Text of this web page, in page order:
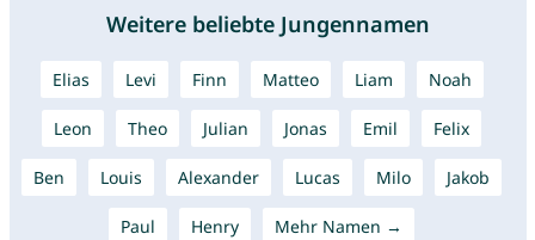
Weitere beliebte Jungennamen
Elias Levi Finn Matteo Liam Noah
Leon Theo Julian Jonas Emil Felix
Ben Louis Alexander Lucas Milo Jakob
Paul Henry Mehr Namen →